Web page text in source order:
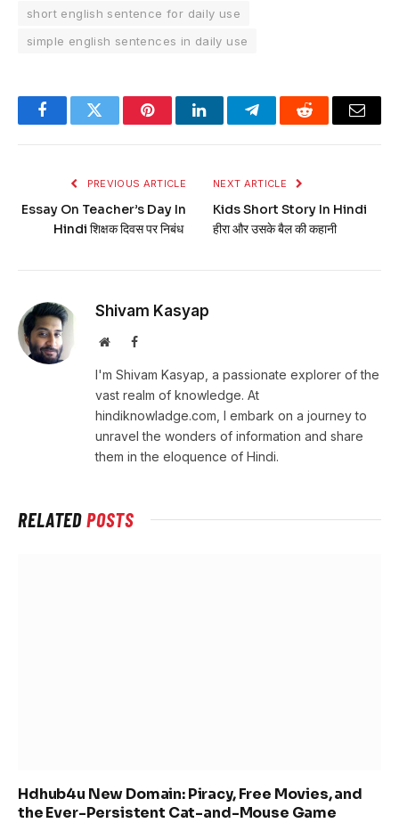
short english sentence for daily use
simple english sentences in daily use
FacebookTwitter PinterestLinkedInTelegramReddit Email
PREVIOUS ARTICLE
Essay On Teacher’s Day In
Hindi शिक्षक दिवस पर निबंध
NEXT ARTICLE
Kids Short Story In Hindi
हीरा और उसके बैल की कहानी
Shivam Kasyap
WebsiteFacebook
I'm Shivam Kasyap, a passionate explorer of the
vast realm of knowledge. At
hindiknowladge.com, I embark on a journey to
unravel the wonders of information and share
them in the eloquence of Hindi.
RELATEDPOSTS
Hdhub4u New Domain: Piracy, Free Movies, and
the Ever-Persistent Cat-and-Mouse Game